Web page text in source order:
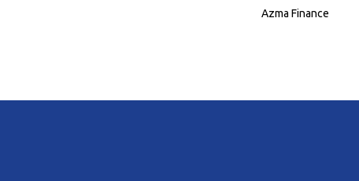
Azma Finance